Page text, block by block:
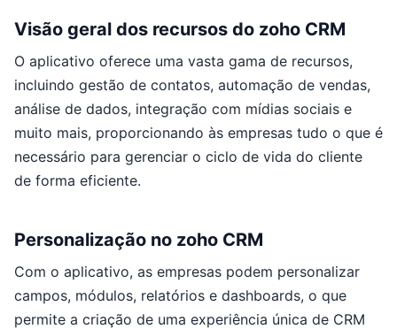
Visão geral dos recursos do zoho CRM
O aplicativo oferece uma vasta gama de recursos,
incluindo gestão de contatos, automação de vendas,
análise de dados, integração com mídias sociais e
muito mais, proporcionando às empresas tudo o que é
necessário para gerenciar o ciclo de vida do cliente
de forma eficiente.
Personalização no zoho CRM
Com o aplicativo, as empresas podem personalizar
campos, módulos, relatórios e dashboards, o que
permite a criação de uma experiência única de CRM